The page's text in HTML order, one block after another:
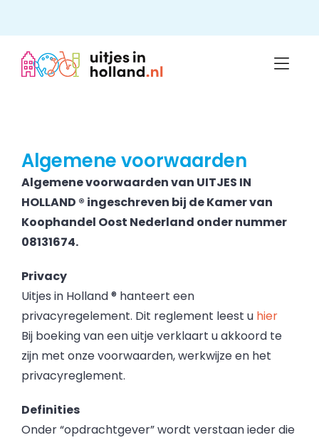
content
Algemene voorwaarden
Algemene voorwaarden van UITJES IN
HOLLAND ® ingeschreven bij de Kamer van
Koophandel Oost Nederland onder nummer
08131674.
Privacy
Uitjes in Holland ® hanteert een
privacyregelement. Dit reglement leest u hier
Bij boeking van een uitje verklaart u akkoord te
zijn met onze voorwaarden, werkwijze en het
privacyreglement.
Definities
Onder “opdrachtgever” wordt verstaan ieder die